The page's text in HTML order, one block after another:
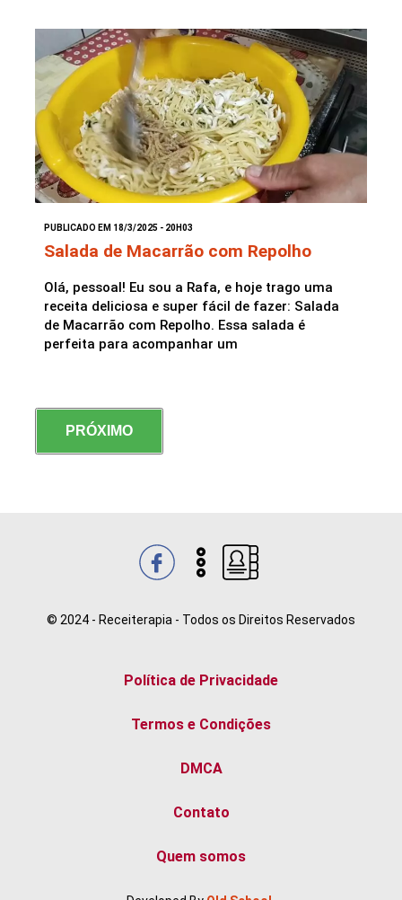
PUBLICADO EM 18/3/2025 - 20H03
Salada de Macarrão com Repolho
Olá, pessoal! Eu sou a Rafa, e hoje trago uma
receita deliciosa e super fácil de fazer: Salada
de Macarrão com Repolho. Essa salada é
perfeita para acompanhar um
PRÓXIMO
© 2024 - Receiterapia - Todos os Direitos Reservados
Quem somos
Contato
DMCA
Termos e Condições
Política de Privacidade